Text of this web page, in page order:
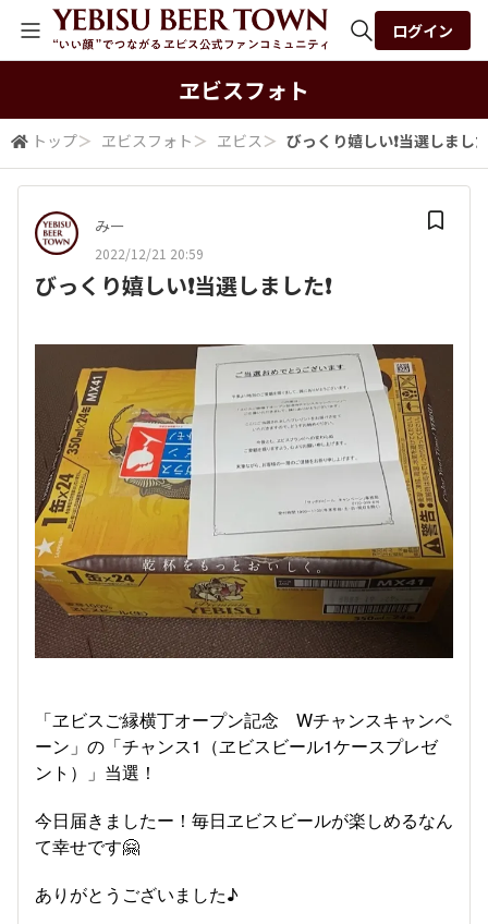
検索
ログイン
ヱビスフォト
トップ＞ ヱビスフォト ＞ ヱビス＞ びっくり嬉しい❗️当選しました
みー
2022/12/21 20:59
びっくり嬉しい❗️当選しました❗️
「ヱビスご縁横丁オープン記念 Wチャンスキャンペ
ーン」の「チャンス1（ヱビスビール1ケースプレゼ
ント）」当選！
今日届きましたー！毎日ヱビスビールが楽しめるなん
て幸せです🤗
ありがとうございました♪